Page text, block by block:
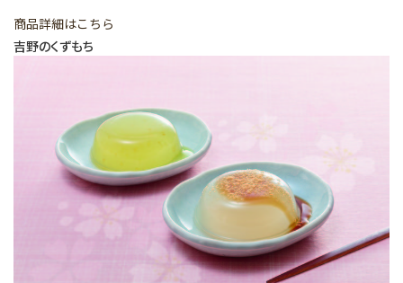
商品詳細はこちら
吉野のくずもち